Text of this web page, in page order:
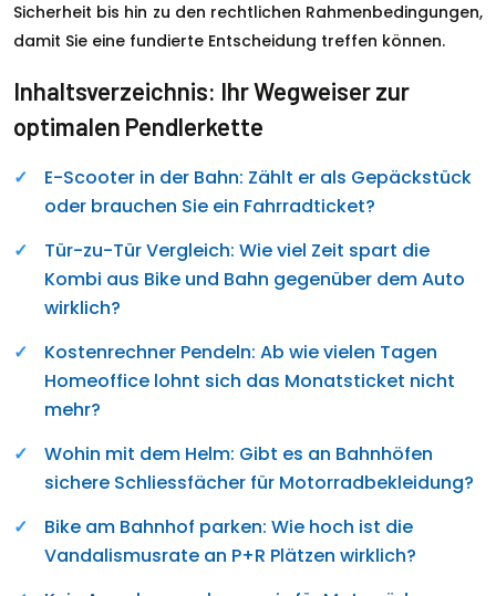
Sicherheit bis hin zu den rechtlichen Rahmenbedingungen,
damit Sie eine fundierte Entscheidung treffen können.
Inhaltsverzeichnis: Ihr Wegweiser zur
optimalen Pendlerkette
E-Scooter in der Bahn: Zählt er als Gepäckstück
oder brauchen Sie ein Fahrradticket?
Tür-zu-Tür Vergleich: Wie viel Zeit spart die
Kombi aus Bike und Bahn gegenüber dem Auto
wirklich?
Kostenrechner Pendeln: Ab wie vielen Tagen
Homeoffice lohnt sich das Monatsticket nicht
mehr?
Wohin mit dem Helm: Gibt es an Bahnhöfen
sichere Schliessfächer für Motorradbekleidung?
Bike am Bahnhof parken: Wie hoch ist die
Vandalismusrate an P+R Plätzen wirklich?